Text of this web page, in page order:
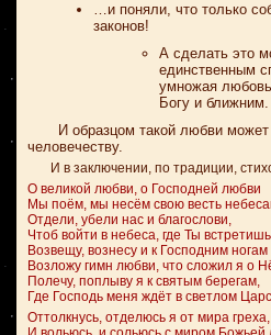
…и поняли, что только
законов!
А сделать это
единственным
умножая
Богу и ближним.
И образцом такой любви может
человечеству.
И в заключении, по традиции,
О великой любви, о Господней любви
Мы поём, мы несём свою весть
Отдели, убели нас и благослови,
Чтоб войти в небеса, где Ты
Возвещу, вознесу и к Господним ногам
Возложу гимн любви, что сложил я о
Полечу, поплыву я к святым берегам,
Где Господь меня ждёт в светлом
Оттолкнусь, отделюсь я от мира греха,